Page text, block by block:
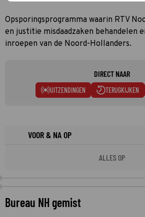
Opsporingsprogramma waarin RTV
en justitie misdaadzaken behandelen
inroepen van de Noord-Hollanders.
DIRECT NAAR
UITZENDINGEN TERUGKIJKEN
VOOR & NA OP
ALLES OP
Bureau NH gemist